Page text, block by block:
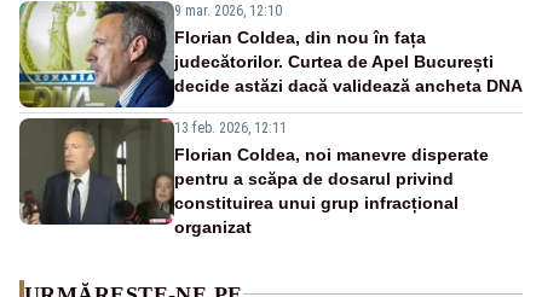
9 mar. 2026, 12:10
Florian Coldea, din nou în fața
judecătorilor. Curtea de Apel București
decide astăzi dacă validează ancheta DNA
13 feb. 2026, 12:11
Florian Coldea, noi manevre disperate
pentru a scăpa de dosarul privind
constituirea unui grup infracțional
organizat